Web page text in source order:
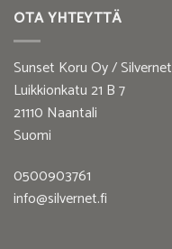
OTA YHTEYTTÄ
Sunset Koru Oy / Silvernet
Luikkionkatu 21 B 7
21110 Naantali
Suomi
0500903761
info@silvernet.fi